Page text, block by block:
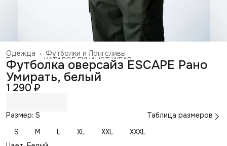
Футболки и Лонгсливы
Одежда ›
КАТАЛОГ EXHAUST WEAR ›
Главная ›
Футболка оверсайз ESCAPE Рано
Умирать, белый
1 290 ₽
Размер: S
Таблица размеров
S
M L XL XXL
XXXL